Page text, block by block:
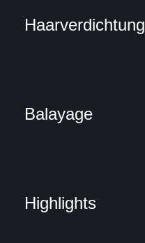
Haarverdichtung
Balayage
Highlights